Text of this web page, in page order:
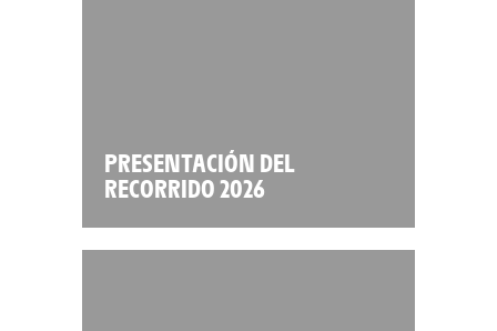
PRESENTACIÓN DEL
RECORRIDO 2026